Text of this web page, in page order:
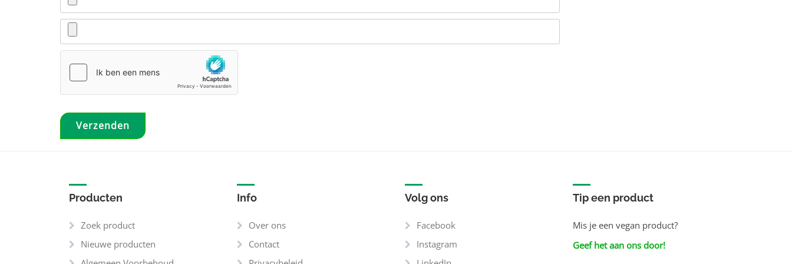
Producten
Zoek product
Nieuwe producten
Info
Over ons
Contact
Volg ons
Facebook
Instagram
Tip een product
Mis je een vegan product?
Geef het aan ons door!